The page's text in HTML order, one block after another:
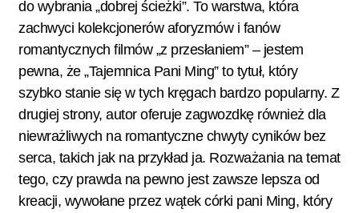
do wybrania „dobrej ścieżki”. To warstwa, która
zachwyci kolekcjonerów aforyzmów i fanów
romantycznych filmów „z przesłaniem” – jestem
pewna, że „Tajemnica Pani Ming” to tytuł, który
szybko stanie się w tych kręgach bardzo popularny. Z
drugiej strony, autor oferuje zagwozdkę również dla
niewrażliwych na romantyczne chwyty cyników bez
serca, takich jak na przykład ja. Rozważania na temat
tego, czy prawda na pewno jest zawsze lepsza od
kreacji, wywołane przez wątek córki pani Ming, który